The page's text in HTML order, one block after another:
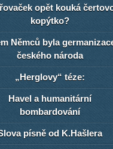
opět kouká
kopýtko?
Němců byla
českého národa
„Herglovy“ téze:
Havel a humanitární
bombardování
písně od K.Hašlera